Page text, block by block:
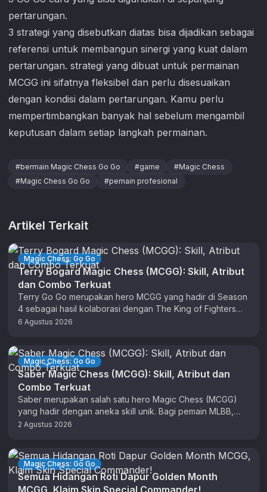
pertarungan.
3 strategi yang disebutkan diatas bisa dijadikan sebagai
referensi untuk membangun sinergi yang kuat dalam
pertarungan. strategi yang dibuat untuk permainan
MCGG ini sifatnya fleksibel dan perlu disesuaikan
dengan kondisi dalam pertarungan. Kamu perlu
mempertimbangkan banyak hal sebelum mengambil
keputusan dalam setiap langkah permainan.
#bermain Magic Chess Go Go #game #Magic Chess
#Magic Chess Go Go #pemain profesional
Artikel Terkait
Magic Chess: Go Go
Terry Bogard Magic Chess (MCGG): Skill, Atribut
dan Combo Terkuat
Terry Go Go merupakan hero MCGG yang hadir di Season
4 sebagai hasil kolaborasi dengan The King of Fighters
(KOF). …
6 Agustus 2026
Magic Chess: Go Go
Saber Magic Chess (MCGG): Skill, Atribut dan
Combo Terkuat
Saber merupakan salah satu hero Magic Chess (MCGG)
yang hadir dengan aneka skill unik. Bagi pemain MLBB,
anda sudah tidak …
2 Agustus 2026
Magic Chess: Go Go
Semua Hidangan Roti Dapur Golden Month
MCGG, Klaim Skin Special Commander!